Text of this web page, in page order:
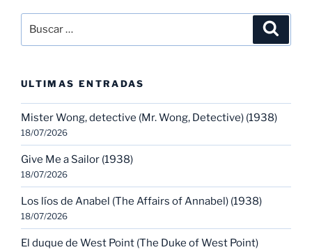
por:
ULTIMAS ENTRADAS
Mister Wong, detective (Mr. Wong, Detective) (1938)
18/07/2026
Give Me a Sailor (1938)
18/07/2026
Los líos de Anabel (The Affairs of Annabel) (1938)
18/07/2026
El duque de West Point (The Duke of West Point)